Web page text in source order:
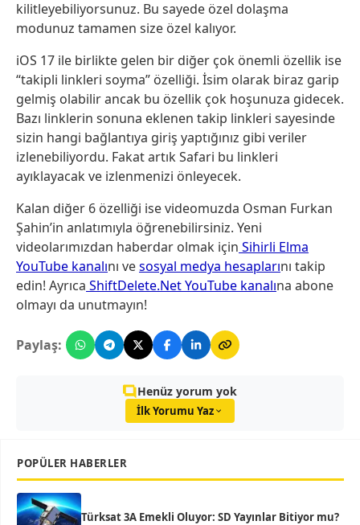
kilitleyebiliyorsunuz. Bu sayede özel dolaşma
modunuz tamamen size özel kalıyor.
iOS 17 ile birlikte gelen bir diğer çok önemli özellik ise
“takipli linkleri soyma” özelliği. İsim olarak biraz garip
gelmiş olabilir ancak bu özellik çok hoşunuza gidecek.
Bazı linklerin sonuna eklenen takip linkleri sayesinde
sizin hangi bağlantıya giriş yaptığınız gibi veriler
izlenebiliyordu. Fakat artık Safari bu linkleri
ayıklayacak ve izlenmenizi önleyecek.
Kalan diğer 6 özelliği ise videomuzda Osman Furkan
Şahin’in anlatımıyla öğrenebilirsiniz. Yeni
videolarımızdan haberdar olmak için Sihirli Elma
YouTube kanalını vesosyal medya hesaplarını takip
edin! Ayrıca ShiftDelete.Net YouTube kanalına abone
olmayı da unutmayın!
Paylaş:
Henüz yorum yok
İlk Yorumu Yaz
POPÜLER HABERLER
Türksat 3A Emekli Oluyor: SD Yayınlar Bitiyor mu?